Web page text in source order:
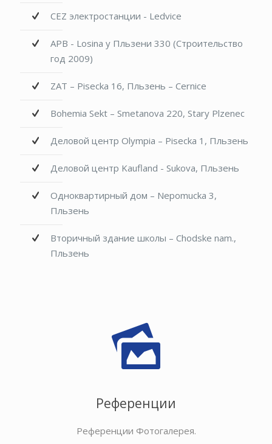
CEZ электростанции - Ledvice
APB - Losina у Пльзени 330 (Строительство
год 2009)
ZAT – Pisecka 16, Пльзень – Cernice
Bohemia Sekt – Smetanova 220, Stary Plzenec
Деловой центр Olympia – Pisecka 1, Пльзень
Деловой центр Kaufland - Sukova, Пльзень
Одноквартирный дом – Nepomucka 3,
Пльзень
Вторичный здание школы – Chodske nam.,
Пльзень
Референции
Референции Фотогалерея.